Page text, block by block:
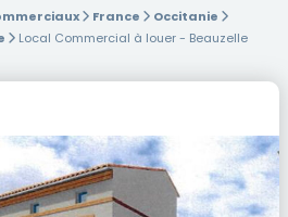
France
Occitanie
Local Commercial à louer - Beauzelle